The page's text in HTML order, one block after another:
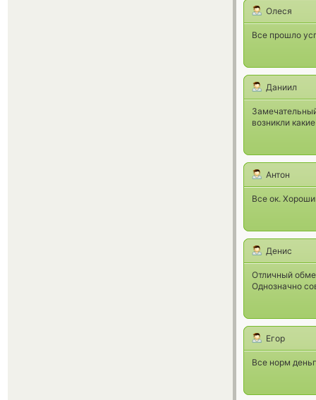
Олеся
Все прошло
Даниил
возникли
Антон
Все ок.
Денис
Отличный
Однозначно
Егор
Все норм